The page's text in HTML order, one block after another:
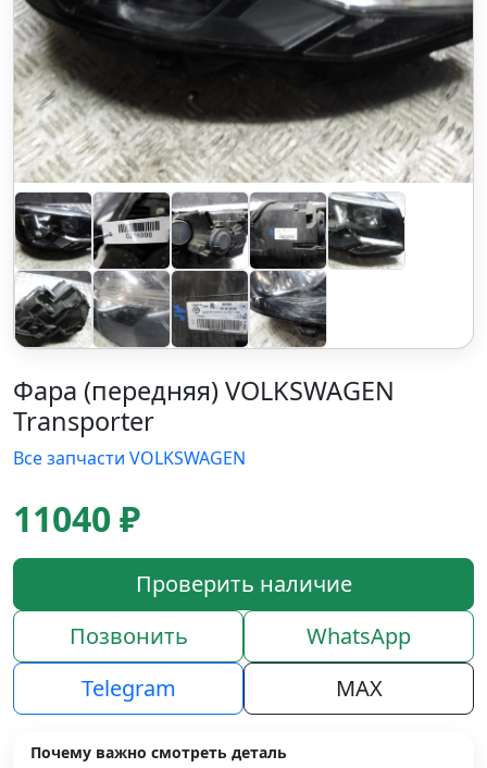
Фара (передняя) VOLKSWAGEN
Transporter
Все запчасти VOLKSWAGEN
11040 ₽
Проверить наличие
Позвонить
WhatsApp
Telegram
MAX
Почему важно смотреть деталь